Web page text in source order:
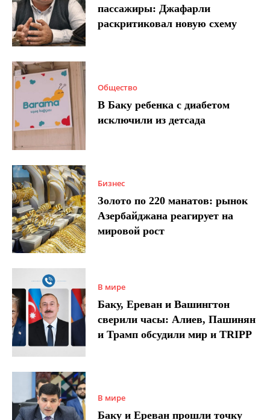
пассажиры: Джафарли
раскритиковал новую схему
Общество
В Баку ребенка с диабетом
исключили из детсада
Бизнес
Золото по 220 манатов: рынок
Азербайджана реагирует на
мировой рост
В мире
Баку, Ереван и Вашингтон
сверили часы: Алиев, Пашинян
и Трамп обсудили мир и TRIPP
В мире
Баку и Ереван прошли точку